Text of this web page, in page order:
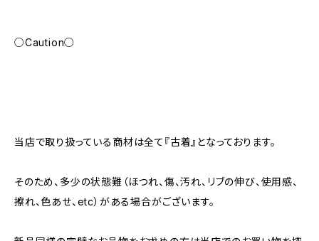
○Caution○
当店で取り扱っている商材は全て『古着』となっております。
そのため、多少の状態難（ほつれ、傷、汚れ、リブの伸び、使用感、
擦れ、色あせ、etc）がある場合がございます。